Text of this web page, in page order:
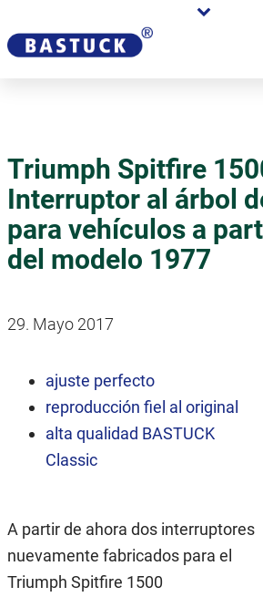
Triumph Spitfire
Interruptor al árbol
para vehículos a
del modelo 1977
29. Mayo 2017
ajuste perfecto
reproducción fiel al original
alta qualidad BASTUCK
Classic
A partir de ahora dos interruptores
nuevamente fabricados para el
Triumph Spitfire 1500